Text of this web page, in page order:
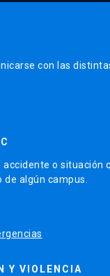
con las
o situación
de algún campus.
Y VIOLENCIA